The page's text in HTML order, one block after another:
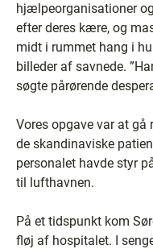
hjælpeorganisationer
efter deres kære, og
midt i rummet hang i
billeder af savnede.
søgte pårørende
Vores opgave var at gå
de skandinaviske
personalet havde styr
til lufthavnen.
På et tidspunkt kom
fløj af hospitalet. I